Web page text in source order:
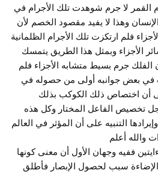
القمر لا جرم شوهدت تلك الأجرام في
وهذا لا يفيد مقصود الخصم لأن
فلم ارتكزت تلك الأجرام الظلمانية
الأجزاء وبمثل هذا الطريق يتمسك
جرم بسيط متشابه الأجزاء فلم
بعض جوانبه أولى من حصوله في
أن اختصاص ذلك الكوكب بذلك
تخصيص الفاعل المختار وكل هذه
التنبيه على أن المؤثر في العالم
والله أعلم
ءايتين ففيه وجهان الأول أن معنى كونها
سبب لحصول الإبصار فأطلق